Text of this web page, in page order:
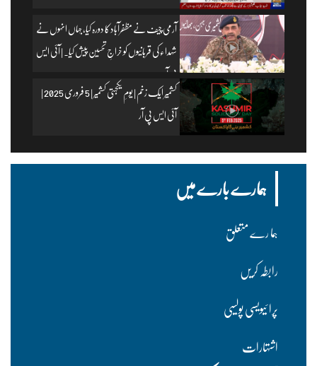
آرمی چیف نے مظفرآباد کا دورہ کیا، جہاں انہوں نے
شہداء کی قربانیوں کو خراجِ تحسین پیش کیا۔ | آئی ایس
پی آر
کشمیر ایک زخم | یومِ یکجہتی کشمیر | 5 فروری 2025 |
آئی ایس پی آر
ہمارے بارے میں
ہما رے متعلق
رابطہ کریں
پرا ئیویسی پولسیی
اشتہارات